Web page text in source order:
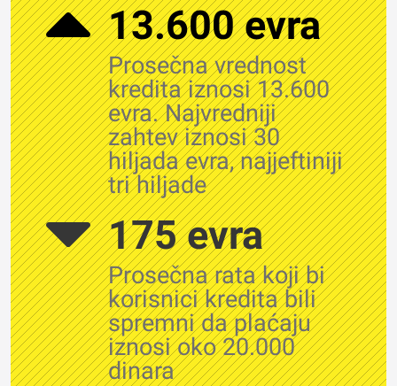
13.600 evra
Prosečna vrednost
kredita iznosi 13.600
evra. Najvredniji
zahtev iznosi 30
hiljada evra, najjeftiniji
tri hiljade
175 evra
Prosečna rata koji bi
korisnici kredita bili
spremni da plaćaju
iznosi oko 20.000
dinara